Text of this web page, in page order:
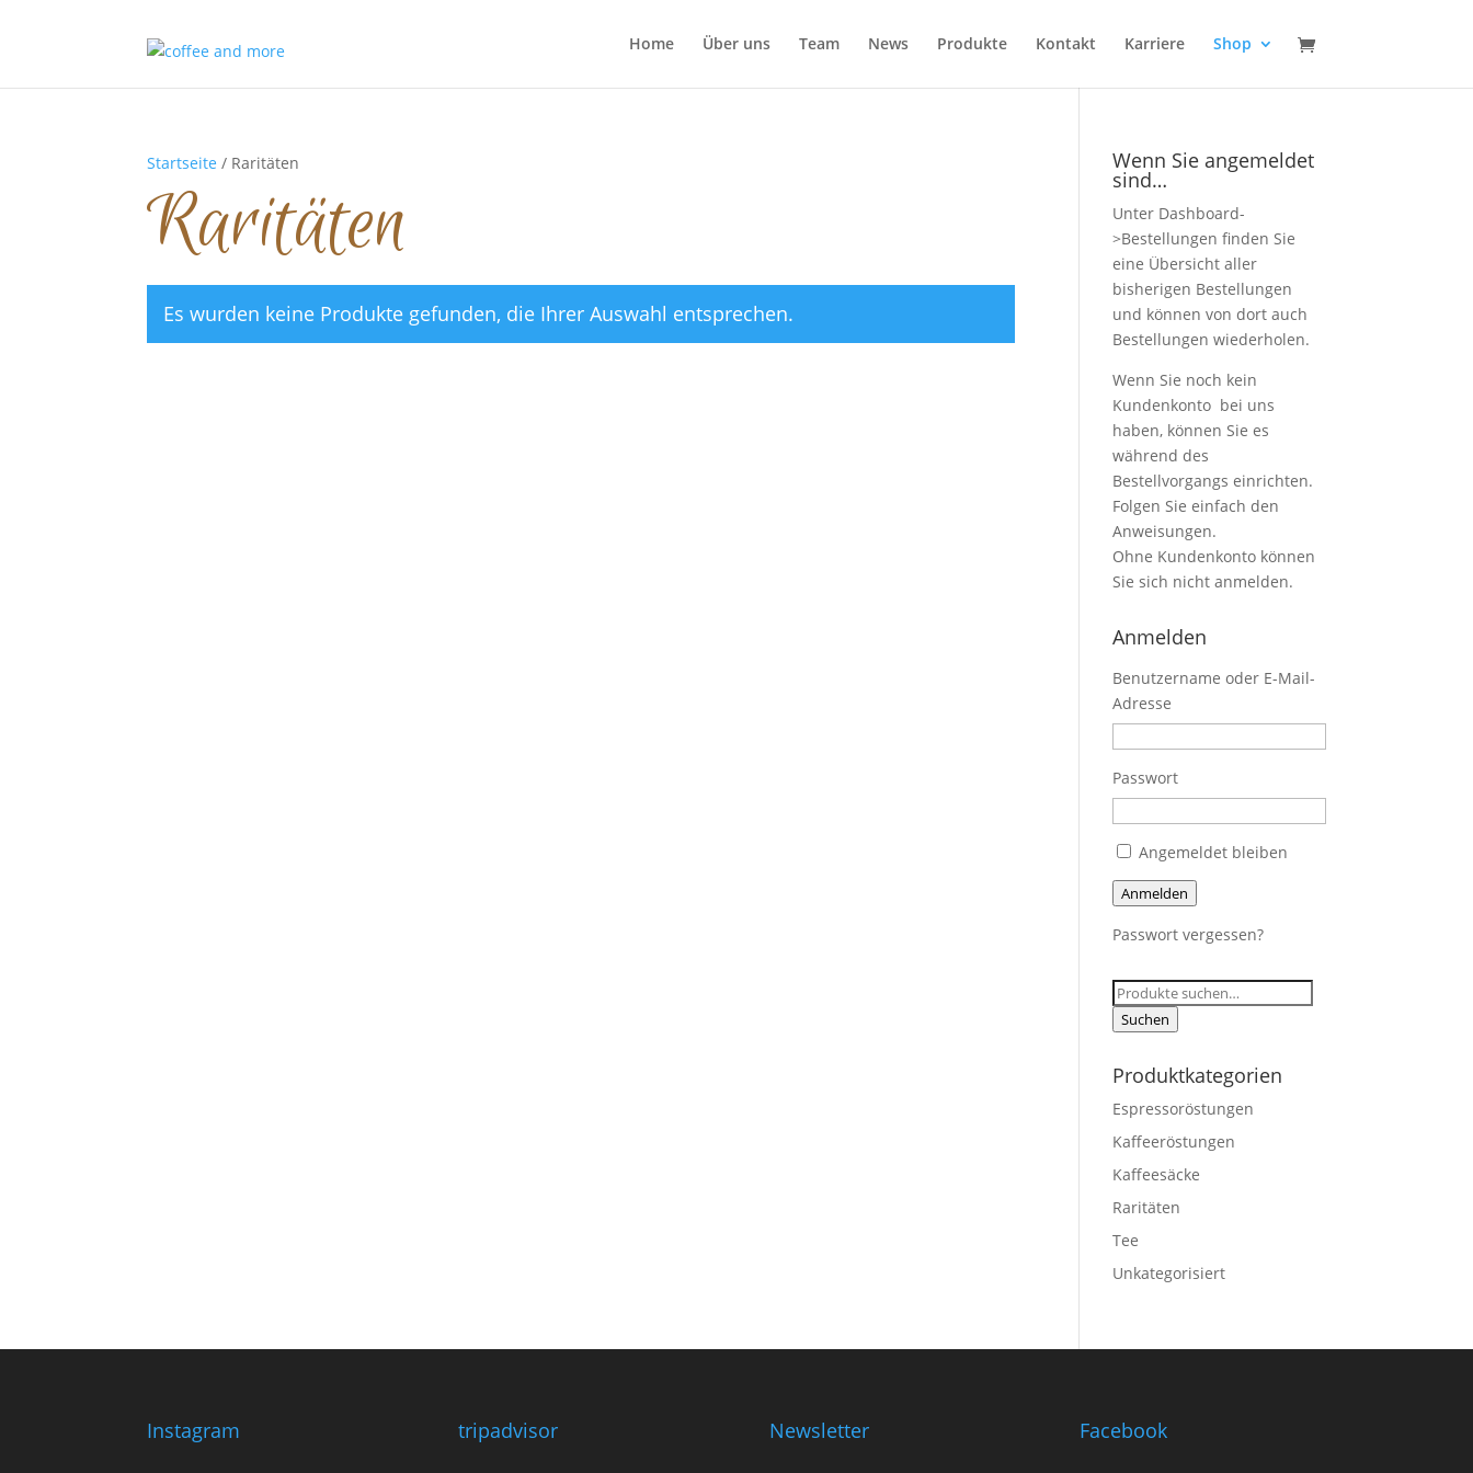
Home Über uns Team News Produkte Kontakt Karriere Shop
Startseite / Raritäten
Raritäten
Es wurden keine Produkte gefunden, die Ihrer Auswahl entsprechen.
Wenn Sie angemeldet
sind…
Unter Dashboard-
>Bestellungen finden Sie
eine Übersicht aller
bisherigen Bestellungen
und können von dort auch
Bestellungen wiederholen.
Wenn Sie noch kein
Kundenkonto bei uns
haben, können Sie es
während des
Bestellvorgangs einrichten.
Folgen Sie einfach den
Anweisungen.
Ohne Kundenkonto können
Sie sich nicht anmelden.
Anmelden
Benutzername oder E-Mail-
Adresse
Passwort
Angemeldet bleiben
Anmelden
Passwort vergessen?
Suche
nach:
Suchen
Produktkategorien
Espressoröstungen
Kaffeeröstungen
Kaffeesäcke
Raritäten
Tee
Unkategorisiert
Instagram tripadvisor Newsletter Facebook